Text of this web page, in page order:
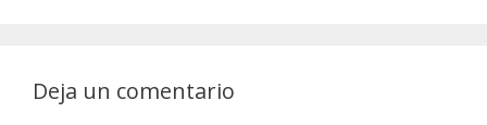
Deja un comentario